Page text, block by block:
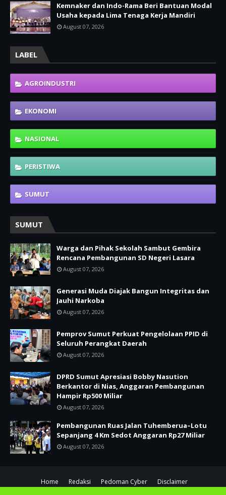
Kemnaker dan Indo-Rama Beri Bantuan Modal
Usaha kepada Lima Tenaga Kerja Mandiri
August 07, 2026
LABEL
AGROINDUSTRI
EKONOMI
NASIONAL
PERISTIWA
SUMUT
SUMUT
Warga dan Pihak Sekolah Sambut Gembira
Rencana Pembangunan SD Negeri Lasara
August 07, 2026
Generasi Muda Diajak Bangun Integritas dan
Jauhi Narkoba
August 07, 2026
Pemprov Sumut Perkuat Pengelolaan PPID di
Seluruh Perangkat Daerah
August 07, 2026
DPRD Sumut Apresiasi Bobby Nasution
Berkantor di Nias, Anggaran Pembangunan
Hampir Rp500 Miliar
August 07, 2026
Pembangunan Ruas Jalan Tuhemberua–Lotu
Sepanjang 4 Km Sedot Anggaran Rp27 Miliar
August 07, 2026
Home Redaksi Pedoman Cyber
Disclaimer